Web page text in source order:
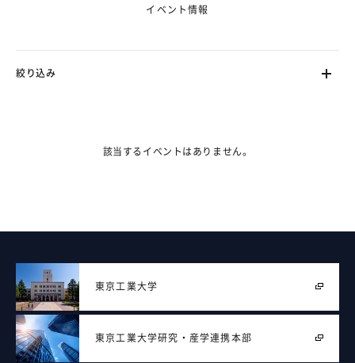
イベント情報
絞り込み
該当するイベントはありません。
東京工業大学
東京工業大学研究・産学連携本部